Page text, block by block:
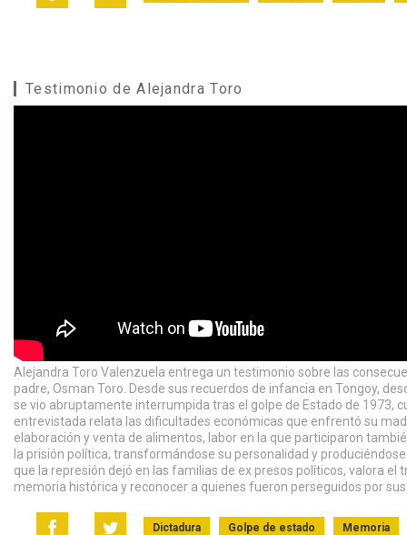
Testimonio de Alejandra Toro
Alejandra Toro Valenzuela entrega un testimonio sobre las
padre, Osman Toro. Desde sus recuerdos de infancia en Tongoy,
se vio abruptamente interrumpida tras el golpe de Estado de 1973,
entrevistada relata las dificultades económicas que enfrentó su
elaboración y venta de alimentos, labor en la que participaron
la prisión política, transformándose su personalidad y
que la represión dejó en las familias de ex presos políticos, valora
memoria histórica y reconocer a quienes fueron perseguidos por
Dictadura Golpe de estado Memoria